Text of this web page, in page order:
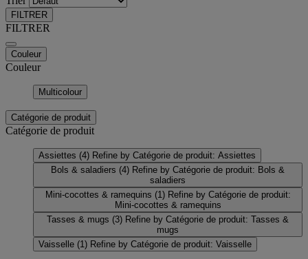
FILTRER
FILTRER
Couleur
Couleur
Multicolour
Catégorie de produit
Catégorie de produit
Assiettes (4) Refine by Catégorie de produit: Assiettes
Bols & saladiers (4) Refine by Catégorie de produit: Bols &
saladiers
Mini-cocottes & ramequins (1) Refine by Catégorie de produit:
Mini-cocottes & ramequins
Tasses & mugs (3) Refine by Catégorie de produit: Tasses &
mugs
Vaisselle (1) Refine by Catégorie de produit: Vaisselle